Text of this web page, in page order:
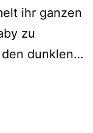
ihr ganzen
zu
dunklen…